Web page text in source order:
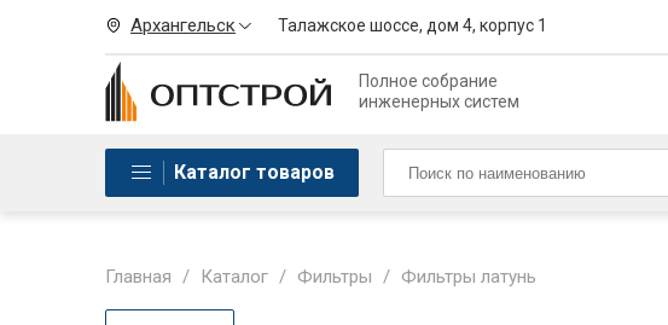
Архангельск Талажское шоссе, дом 4, корпус 1
Полное собрание
инженерных систем
Каталог товаров
Главная / Каталог / Фильтры / Фильтры латунь